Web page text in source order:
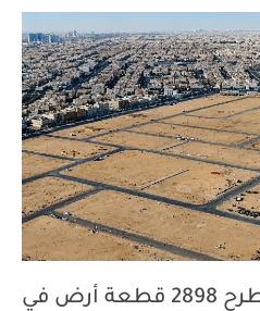
أراضي مسكن 2026.. طرح 2898 قطعة أرض في